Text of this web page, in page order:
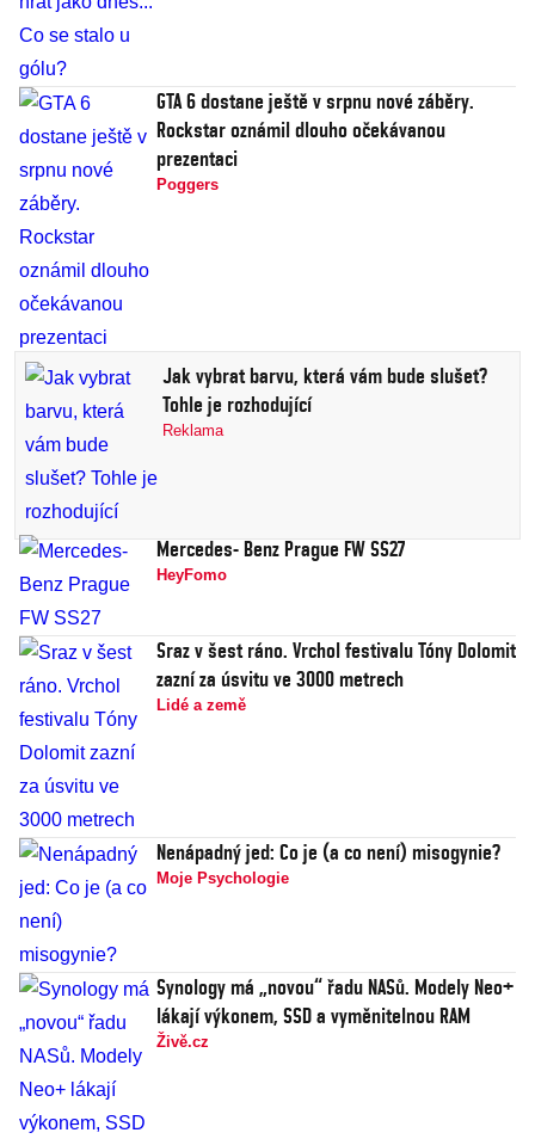
GTA 6 dostane ještě v srpnu nové záběry.
Rockstar oznámil dlouho očekávanou
prezentaci
Poggers
Jak vybrat barvu, která vám bude slušet?
Tohle je rozhodující
Reklama
Mercedes- Benz Prague FW SS27
HeyFomo
Sraz v šest ráno. Vrchol festivalu Tóny Dolomit
zazní za úsvitu ve 3000 metrech
Lidé a země
Nenápadný jed: Co je (a co není) misogynie?
Moje Psychologie
Synology má „novou“ řadu NASů. Modely Neo+
lákají výkonem, SSD a vyměnitelnou RAM
Živě.cz